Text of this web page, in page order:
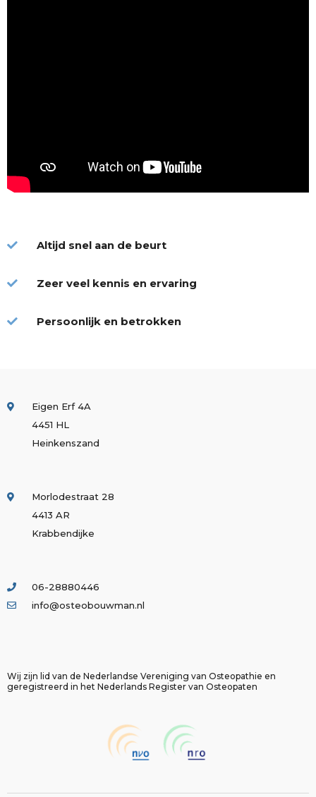
Altijd snel aan de beurt
Zeer veel kennis en ervaring
Persoonlijk en betrokken
Eigen Erf 4A
4451 HL
Heinkenszand
Morlodestraat 28
4413 AR
Krabbendijke
06-28880446
info@osteobouwman.nl
Wij zijn lid van de Nederlandse Vereniging van Osteopathie en
geregistreerd in het Nederlands Register van Osteopaten